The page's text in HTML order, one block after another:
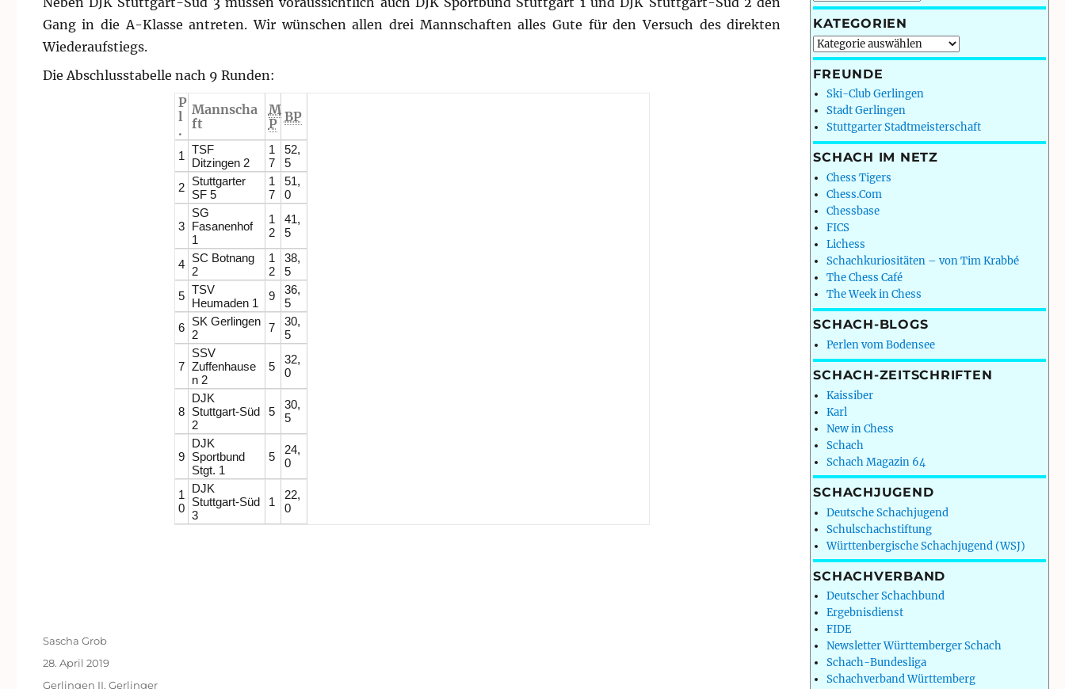
Gang in die A-Klasse antreten. Wir wünschen allen drei Mannschaften alles Gute für den Versuch des direkten
Wiederaufstiegs.
Die Abschlusstabelle nach 9 Runden:
P
l
.
Mannscha
ft
M
P BP
1 TSF
Ditzingen 2
1
7
52,
5
2
Stuttgarter
SF 5
1
7
51,
0
3
SG
Fasanenhof
1
1
2
41,
5
4
SC Botnang
2
1
2
38,
5
5 TSV
Heumaden 1
9
36,
5
6
SK Gerlingen
2
7
30,
5
7
SSV
Zuffenhause
n 2
5
32,
0
8
DJK
Stuttgart-Süd
2
5
30,
5
9
DJK
Sportbund
Stgt. 1
5
24,
0
1
0
DJK
Stuttgart-Süd
3
1
22,
0
Autor
Sascha Grob
Veröffentlicht
am
28. April 2019
Kategorien
Gerlingen II, Gerlinger
KATEGORIEN
Kategorien
FREUNDE
Ski-Club Gerlingen
Stadt Gerlingen
Stuttgarter Stadtmeisterschaft
SCHACH IM NETZ
Chess Tigers
Chess.Com
Chessbase
FICS
Lichess
Schachkuriositäten – von Tim Krabbé
The Chess Café
The Week in Chess
SCHACH-BLOGS
Perlen vom Bodensee
SCHACH-ZEITSCHRIFTEN
Kaissiber
Karl
New in Chess
Schach
Schach Magazin 64
SCHACHJUGEND
Deutsche Schachjugend
Schulschachstiftung
Württenbergische Schachjugend (WSJ)
SCHACHVERBAND
Deutscher Schachbund
Ergebnisdienst
FIDE
Newsletter Württemberger Schach
Schach-Bundesliga
Schachverband Württemberg